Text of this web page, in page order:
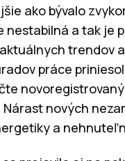
ako bývalo
nestabilná a tak je
trendov
práce
nových
a